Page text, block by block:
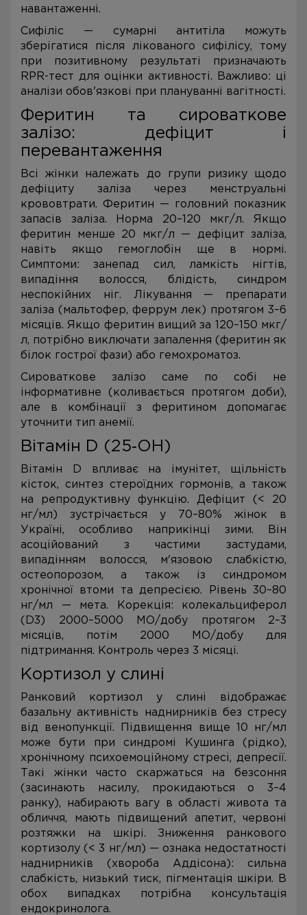
навантаженні.
Сифіліс — сумарні антитіла можуть
зберігатися після лікованого сифілісу, тому
при позитивному результаті призначають
RPR-тест для оцінки активності. Важливо: ці
аналізи обов'язкові при плануванні вагітності.
Феритин та сироваткове
залізо: дефіцит і
перевантаження
Всі жінки належать до групи ризику щодо
дефіциту заліза через менструальні
крововтрати. Феритин — головний показник
запасів заліза. Норма 20–120 мкг/л. Якщо
феритин менше 20 мкг/л — дефіцит заліза,
навіть якщо гемоглобін ще в нормі.
Симптоми: занепад сил, ламкість нігтів,
випадіння волосся, блідість, синдром
неспокійних ніг. Лікування — препарати
заліза (мальтофер, феррум лек) протягом 3–6
місяців. Якщо феритин вищий за 120–150 мкг/
л, потрібно виключати запалення (феритин як
білок гострої фази) або гемохроматоз.
Сироваткове залізо саме по собі не
інформативне (коливається протягом доби),
але в комбінації з феритином допомагає
уточнити тип анемії.
Вітамін D (25‑ОН)
Вітамін D впливає на імунітет, щільність
кісток, синтез стероїдних гормонів, а також
на репродуктивну функцію. Дефіцит (< 20
нг/мл) зустрічається у 70–80% жінок в
Україні, особливо наприкінці зими. Він
асоційований з частими застудами,
випадінням волосся, м'язовою слабкістю,
остеопорозом, а також із синдромом
хронічної втоми та депресією. Рівень 30–80
нг/мл — мета. Корекція: колекальциферол
(D3) 2000–5000 МО/добу протягом 2–3
місяців, потім 2000 МО/добу для
підтримання. Контроль через 3 місяці.
Кортизол у слині
Ранковий кортизол у слині відображає
базальну активність наднирників без стресу
від венопункції. Підвищення вище 10 нг/мл
може бути при синдромі Кушинга (рідко),
хронічному психоемоційному стресі, депресії.
Такі жінки часто скаржаться на безсоння
(засинають насилу, прокидаються о 3–4
ранку), набирають вагу в області живота та
обличчя, мають підвищений апетит, червоні
розтяжки на шкірі. Зниження ранкового
кортизолу (< 3 нг/мл) — ознака недостатності
наднирників (хвороба Аддісона): сильна
слабкість, низький тиск, пігментація шкіри. В
обох випадках потрібна консультація
ендокринолога.